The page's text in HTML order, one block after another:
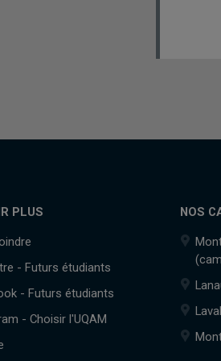
PLUS
- Futurs étudiants
- Futurs étudiants
- Choisir l'UQAM
NOS
Laval